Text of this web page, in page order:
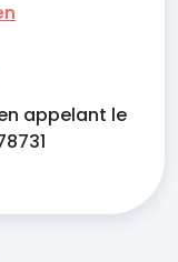
appelant le